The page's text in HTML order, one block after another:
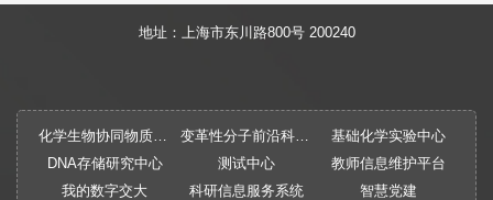
地址：上海市东川路800号 200240
化学生物协同物质创制全国重点实验室 变革性分子前沿科学中心
基础化学实验中心
DNA存储研究中心
测试中心
教师信息维护平台
我的数字交大
科研信息服务系统
智慧党建